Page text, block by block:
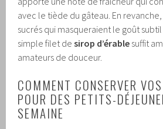
avec le tiède du gâteau. En
sucrés qui masqueraient le goût subtil
simple filet desirop d’érable suffit
amateurs de douceur.
COMMENT CONSERVER
POUR DES PETITS-
SEMAINE